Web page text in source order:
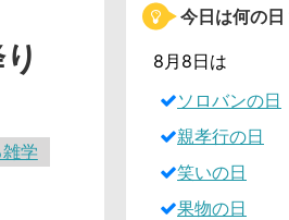
学
今日は何の日
8月8日は
ソロバンの日
親孝行の日
笑いの日
果物の日